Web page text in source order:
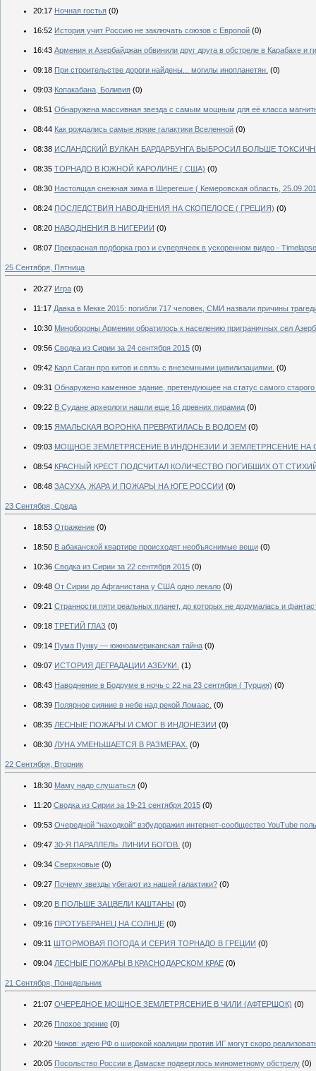
20:17 Ночная гостья (0)
16:52 История учит Россию не заключать союзов с Европой (0)
16:43 Армения и Азербайджан обвинили друг друга в обстреле в Карабахе и
09:18 При строительстве дороги найдены... могилы инопланетян. (0)
09:03 Копакабана, Боливия (0)
08:51 Обнаружена массивная звезда с самым мощным для её класса
08:44 Как рождались самые яркие галактики Вселенной (0)
08:38 ИСЛАНДСКИЙ ВУЛКАН БАРДАРБУНГА ВЫБРОСИЛ БОЛЬШЕ
08:35 ТОРНАДО В ЮЖНОЙ КАРОЛИНЕ ( США) (0)
08:30 Настоящая снежная зима в Шерегеше ( Кемеровская область,
08:24 ПОСЛЕДСТВИЯ НАВОДНЕНИЯ НА СКОПЕЛОСЕ ( ГРЕЦИЯ) (0)
08:20 НАВОДНЕНИЯ В НИГЕРИИ (0)
08:07 Прекрасная подборка гроз и суперячеек в ускоренном видео -
25 Сентября, Пятница
20:27 Игра (0)
11:17 Давка в Мекке 2015: погибли 717 человек, СМИ назвали причины
10:30 Минобороны Армении обратилось к населению приграничных сел
09:56 Сводка из Сирии за 24 сентября 2015 (0)
09:42 Карл Саган про китов и связь с внеземными цивилизациями. (0)
09:31 Обнаружено каменное здание, претендующее на статус самого
09:22 В Судане археологи нашли еще 16 древних пирамид (0)
09:15 ЯМАЛЬСКАЯ ВОРОНКА ПРЕВРАТИЛАСЬ В ВОДОЕМ (0)
09:03 МОЩНОЕ ЗЕМЛЕТРЯСЕНИЕ В ИНДОНЕЗИИ И ЗЕМЛЕТРЯСЕНИЕ
08:54 КРАСНЫЙ КРЕСТ ПОДСЧИТАЛ КОЛИЧЕСТВО ПОГИБШИХ ОТ
08:48 ЗАСУХА, ЖАРА И ПОЖАРЫ НА ЮГЕ РОССИИ (0)
23 Сентября, Среда
18:53 Отражение (0)
18:50 В абаканской квартире происходят необъяснимые вещи (0)
10:36 Сводка из Сирии за 22 сентября 2015 (0)
09:48 От Сирии до Афганистана у США одно лекало (0)
09:21 Странности пяти реальных планет, до которых не додумалась и
09:18 ТРЕТИЙ ГЛАЗ (0)
09:14 Пума Пунку — южноамериканская тайна (0)
09:07 ИСТОРИЯ ДЕГРАДАЦИИ АЗБУКИ. (1)
08:43 Наводнение в Бодруме в ночь с 22 на 23 сентября ( Турция) (0)
08:39 Полярное сияние в небе над рекой Ломаас. (0)
08:35 ЛЕСНЫЕ ПОЖАРЫ И СМОГ В ИНДОНЕЗИИ (0)
08:30 ЛУНА УМЕНЬШАЕТСЯ В РАЗМЕРАХ. (0)
22 Сентября, Вторник
18:30 Маму надо слушаться (0)
11:20 Сводка из Сирии за 19-21 сентября 2015 (0)
09:53 Очередной "находкой" взбудоражил интернет-сообщество YouTube
09:47 30-Я ПАРАЛЛЕЛЬ. ЛИНИИ БОГОВ. (0)
09:34 Сверхновые (0)
09:27 Почему звезды убегают из нашей галактики? (0)
09:20 В ПОЛЬШЕ ЗАЦВЕЛИ КАШТАНЫ (0)
09:16 ПРОТУБЕРАНЕЦ НА СОЛНЦЕ (0)
09:11 ШТОРМОВАЯ ПОГОДА И СЕРИЯ ТОРНАДО В ГРЕЦИИ (0)
09:04 ЛЕСНЫЕ ПОЖАРЫ В КРАСНОДАРСКОМ КРАЕ (0)
21 Сентября, Понедельник
21:07 ОЧЕРЕДНОЕ МОЩНОЕ ЗЕМЛЕТРЯСЕНИЕ В ЧИЛИ (АФТЕРШОК) (0)
20:26 Плохое зрение (0)
20:20 Чижов: идею РФ о широкой коалиции против ИГ могут скоро
20:05 Посольство России в Дамаске подверглось минометному обстрелу (0)